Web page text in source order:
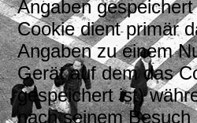
Angaben
Cookie dient primär
Angaben zu einem
Gerät auf dem das
gespeichert ist)
nach seinem